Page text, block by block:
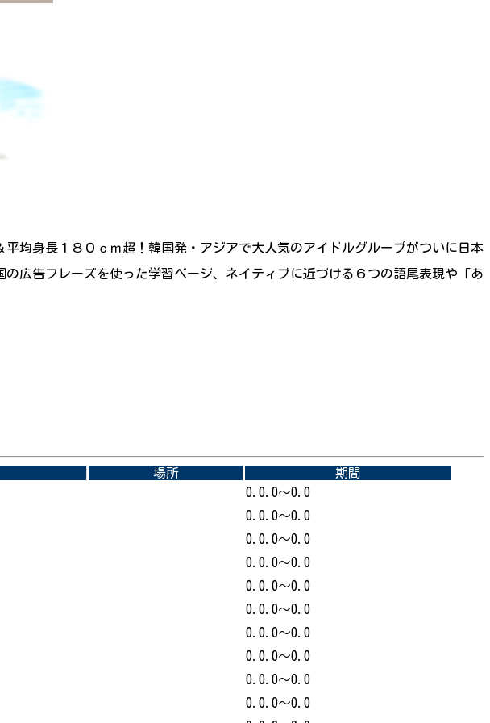
身長１８０ｃｍ超！韓国発・アジアで大人気のアイドルグループがついに日本
広告フレーズを使った学習ページ、ネイティブに近づける６つの語尾表現や「あ
場所
期間
0.0.0～0.0
0.0.0～0.0
0.0.0～0.0
0.0.0～0.0
0.0.0～0.0
0.0.0～0.0
0.0.0～0.0
0.0.0～0.0
0.0.0～0.0
0.0.0～0.0